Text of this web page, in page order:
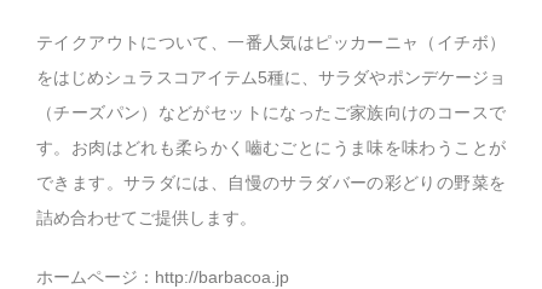
テイクアウトについて、一番人気はピッカーニャ（イチボ）
をはじめシュラスコアイテム5種に、サラダやポンデケージョ
（チーズパン）などがセットになったご家族向けのコースで
す。お肉はどれも柔らかく嚙むごとにうま味を味わうことが
できます。サラダには、自慢のサラダバーの彩どりの野菜を
詰め合わせてご提供します。
ホームページ： http://barbacoa.jp